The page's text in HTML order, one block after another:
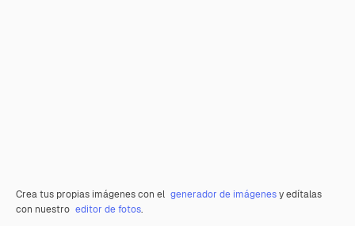
Crea tus propias imágenes con el generador de imágenesy edítalas
con nuestro editor de fotos.